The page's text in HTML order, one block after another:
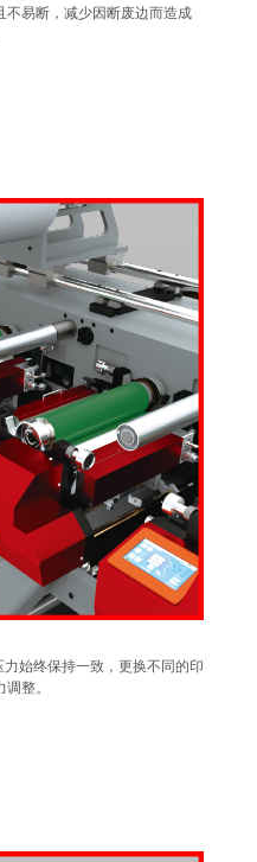
易断，减少因断废边而造成
始终保持一致，更换不同的印
整。